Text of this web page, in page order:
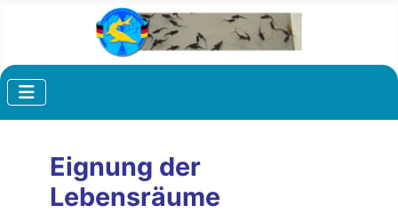
Eignung der
Lebensräume